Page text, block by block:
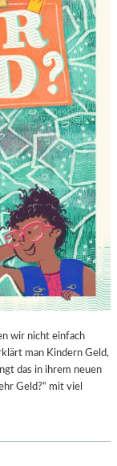
wir nicht einfach
man Kindern Geld,
das in ihrem neuen
Geld?“ mit viel